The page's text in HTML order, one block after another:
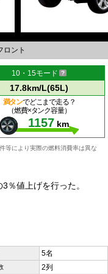
ロント
10・15モード
17.8km/L(65L)
満タンでどこまで走る？
（燃費×タンク容量）
1157 km
等により実際の燃料消費率は異な
％値上げを行った。
5名
2列